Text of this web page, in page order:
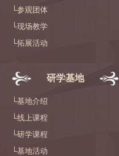
└参观团体
└现场教学
└拓展活动
研学基地
└基地介绍
└线上课程
└研学课程
└基地活动